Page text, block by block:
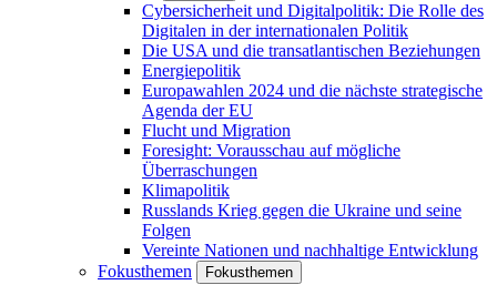
Cybersicherheit und Digitalpolitik: Die Rolle des
Digitalen in der internationalen Politik
Die USA und die transatlantischen Beziehungen
Energiepolitik
Europawahlen 2024 und die nächste strategische
Agenda der EU
Flucht und Migration
Foresight: Vorausschau auf mögliche
Überraschungen
Klimapolitik
Russlands Krieg gegen die Ukraine und seine
Folgen
Vereinte Nationen und nachhaltige Entwicklung
Fokusthemen
Fokusthemen